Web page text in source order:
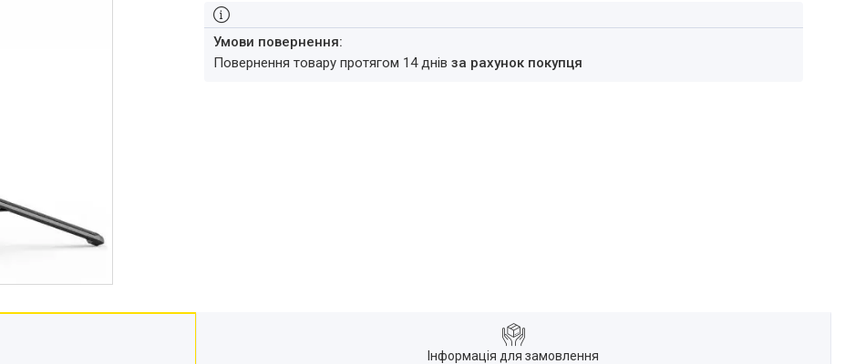
повернення товару протягом 14 днівза рахунок покупця
Інформація для замовлення